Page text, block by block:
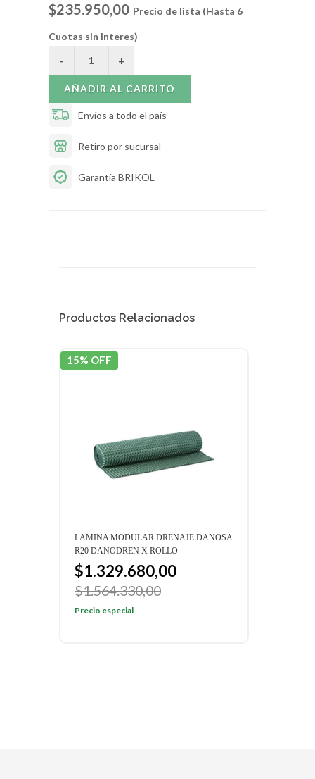
$235.950,00 Precio de lista (Hasta 6
Cuotas sin Interes)
AÑADIR AL CARRITO
Envíos a todo el país
Retiro por sucursal
Garantía BRIKOL
Productos Relacionados
15% OFF
LAMINA MODULAR DRENAJE DANOSA
R20 DANODREN X ROLLO
$1.329.680,00
$1.564.330,00
Precio especial